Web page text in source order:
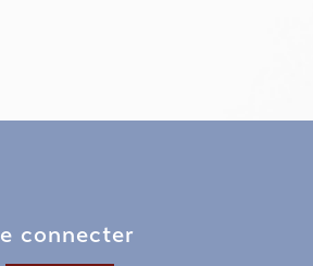
se connecter